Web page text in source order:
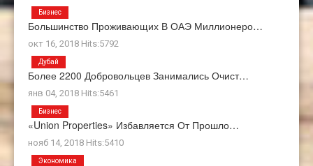
Большинство Проживающих В ОАЭ Миллионеро…
окт 16, 2018 Hits:5792
Бизнес
Более 2200 Добровольцев Занимались Очист…
янв 04, 2018 Hits:5461
Дубай
«Union Properties» Избавляется От Прошло…
нояб 14, 2018 Hits:5410
Бизнес
Экономика